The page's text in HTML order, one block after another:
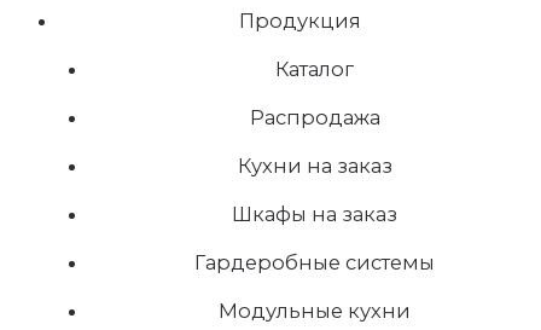
Продукция
Каталог
Распродажа
Кухни на заказ
Шкафы на заказ
Гардеробные системы
Модульные кухни